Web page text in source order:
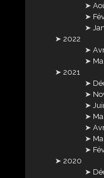
2022
2021
Mai
2020